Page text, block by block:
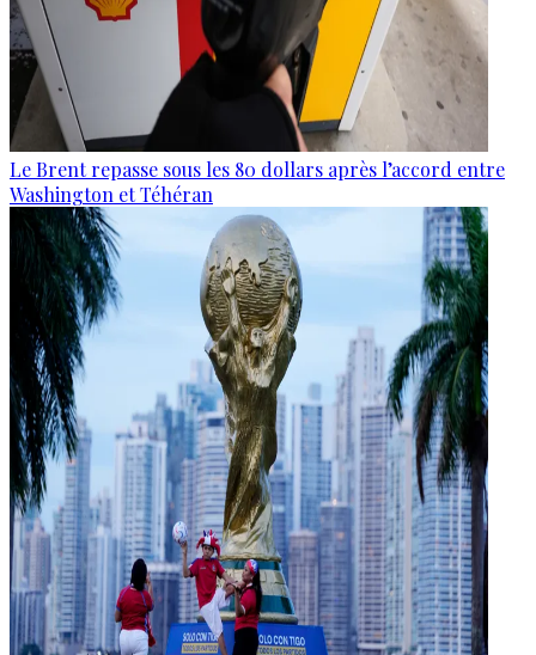
Le Brent repasse sous les 80 dollars après l’accord entre
Washington et Téhéran